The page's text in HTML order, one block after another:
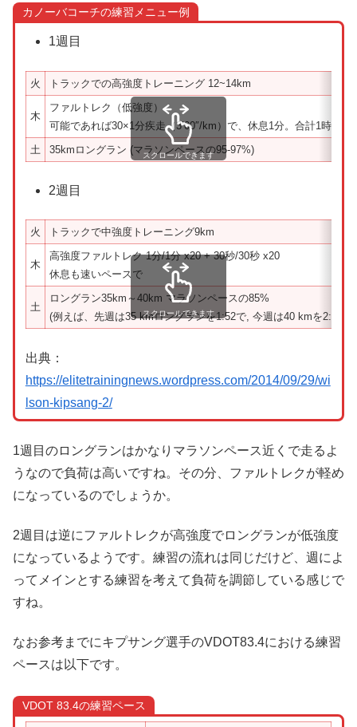
カノーバコーチの練習メニュー例
1週目
火 トラックでの高強度トレーニング 12~14km
木
ファルトレク（低強度）
可能であれば30×1分疾走（3’00″/km）で、休息1分。合計1時間で
土
35kmロングラン (マラソンペースの95-97%)
スクロールできます
2週目
火 トラックで中強度トレーニング9km
木
高強度ファルトレク 1分/1分 x20 + 30秒/30秒 x20
休息も速いペースで
土
ロングラン35km～40km マラソンペースの85%
(例えば、先週は35 kmロングランを1:52で, 今週は40 kmを2:14で
スクロールできます
出典：
https://elitetrainingnews.wordpress.com/2014/09/29/wi
lson-kipsang-2/
1週目のロングランはかなりマラソンペース近くで走るよ
うなので負荷は高いですね。その分、ファルトレクが軽め
になっているのでしょうか。
2週目は逆にファルトレクが高強度でロングランが低強度
になっているようです。練習の流れは同じだけど、週によ
ってメインとする練習を考えて負荷を調節している感じで
すね。
なお参考までにキプサング選手のVDOT83.4における練習
ペースは以下です。
VDOT 83.4の練習ペース